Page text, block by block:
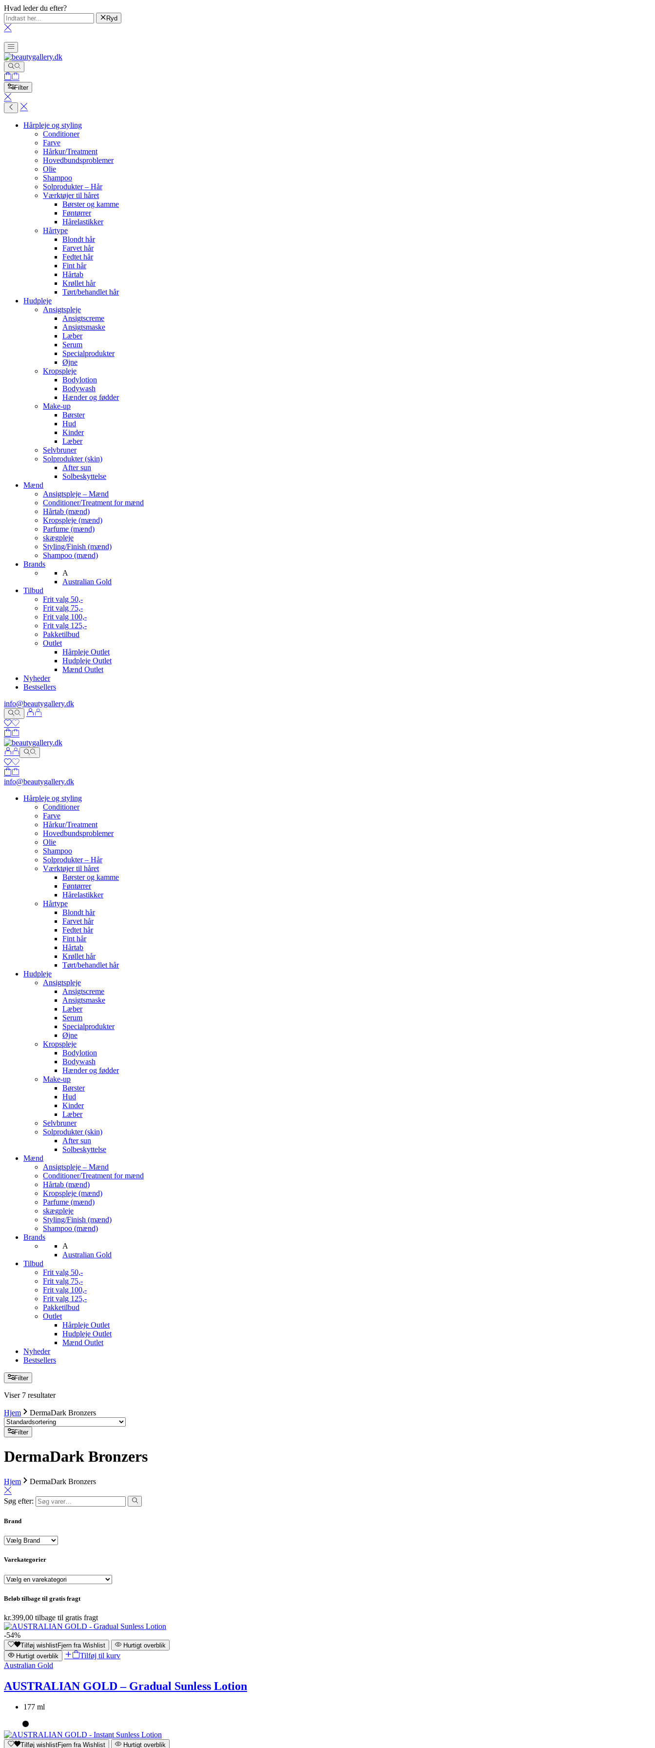
Hvad leder du efter?
Ryd
Filter
Hårpleje og styling
Conditioner
Farve
Hårkur/Treatment
Hovedbundsproblemer
Olie
Shampoo
Solprodukter – Hår
Værktøjer til håret
Børster og kamme
Føntørrer
Hårelastikker
Hårtype
Blondt hår
Farvet hår
Fedtet hår
Fint hår
Hårtab
Krøllet hår
Tørt/behandlet hår
Hudpleje
Ansigtspleje
Ansigtscreme
Ansigtsmaske
Læber
Serum
Specialprodukter
Øjne
Kropspleje
Bodylotion
Bodywash
Hænder og fødder
Make-up
Børster
Hud
Kinder
Læber
Selvbruner
Solprodukter (skin)
After sun
Solbeskyttelse
Mænd
Ansigtspleje – Mænd
Conditioner/Treatment for mænd
Hårtab (mænd)
Kropspleje (mænd)
Parfume (mænd)
skægpleje
Styling/Finish (mænd)
Shampoo (mænd)
Brands
A
Australian Gold
Tilbud
Frit valg 50,-
Frit valg 75,-
Frit valg 100,-
Frit valg 125,-
Pakketilbud
Outlet
Hårpleje Outlet
Hudpleje Outlet
Mænd Outlet
Nyheder
Bestsellers
info@beautygallery.dk
info@beautygallery.dk
Hårpleje og styling
Conditioner
Farve
Hårkur/Treatment
Hovedbundsproblemer
Olie
Shampoo
Solprodukter – Hår
Værktøjer til håret
Børster og kamme
Føntørrer
Hårelastikker
Hårtype
Blondt hår
Farvet hår
Fedtet hår
Fint hår
Hårtab
Krøllet hår
Tørt/behandlet hår
Hudpleje
Ansigtspleje
Ansigtscreme
Ansigtsmaske
Læber
Serum
Specialprodukter
Øjne
Kropspleje
Bodylotion
Bodywash
Hænder og fødder
Make-up
Børster
Hud
Kinder
Læber
Selvbruner
Solprodukter (skin)
After sun
Solbeskyttelse
Mænd
Ansigtspleje – Mænd
Conditioner/Treatment for mænd
Hårtab (mænd)
Kropspleje (mænd)
Parfume (mænd)
skægpleje
Styling/Finish (mænd)
Shampoo (mænd)
Brands
A
Australian Gold
Tilbud
Frit valg 50,-
Frit valg 75,-
Frit valg 100,-
Frit valg 125,-
Pakketilbud
Outlet
Hårpleje Outlet
Hudpleje Outlet
Mænd Outlet
Nyheder
Bestsellers
Filter
Viser 7 resultater
Hjem DermaDark Bronzers
Filter
DermaDark Bronzers
Hjem DermaDark Bronzers
Søg efter:
Brand
Varekategorier
Beløb tilbage til gratis fragt
kr.399,00 tilbage til gratis fragt
-54%
Tilføj wishlistFjern fra Wishlist
Hurtigt overblik
Hurtigt overblik
Tilføj til kurv
Australian Gold
AUSTRALIAN GOLD – Gradual Sunless Lotion
177 ml
Tilføj wishlistFjern fra Wishlist Hurtigt overblik